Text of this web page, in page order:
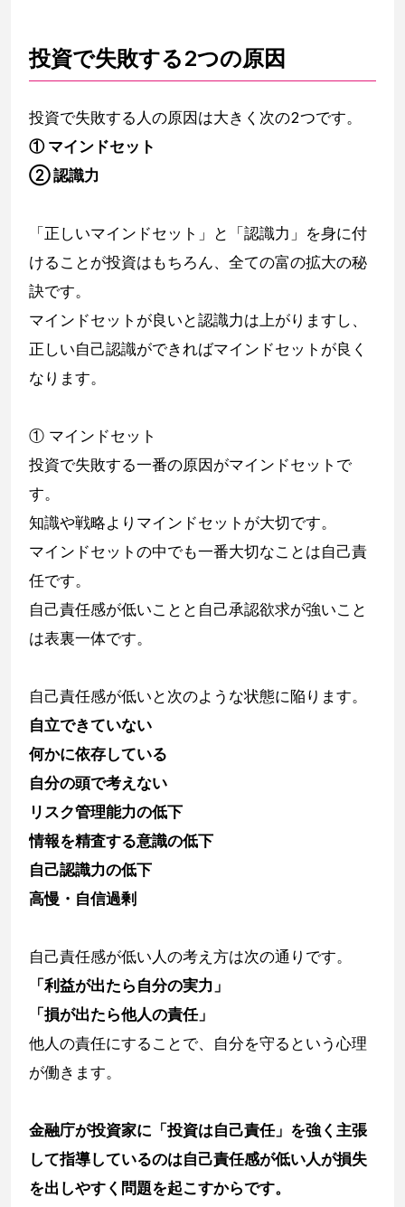
投資で失敗する2つの原因
投資で失敗する人の原因は大きく次の2つです。
① マインドセット
② 認識力
「正しいマインドセット」と「認識力」を身に付
けることが投資はもちろん、全ての富の拡大の秘
訣です。
マインドセットが良いと認識力は上がりますし、
正しい自己認識ができればマインドセットが良く
なります。
① マインドセット
投資で失敗する一番の原因がマインドセットで
す。
知識や戦略よりマインドセットが大切です。
マインドセットの中でも一番大切なことは自己責
任です。
自己責任感が低いことと自己承認欲求が強いこと
は表裏一体です。
自己責任感が低いと次のような状態に陥ります。
自立できていない
何かに依存している
自分の頭で考えない
リスク管理能力の低下
情報を精査する意識の低下
自己認識力の低下
高慢・自信過剰
自己責任感が低い人の考え方は次の通りです。
「利益が出たら自分の実力」
「損が出たら他人の責任」
他人の責任にすることで、自分を守るという心理
が働きます。
金融庁が投資家に「投資は自己責任」を強く主張
して指導しているのは自己責任感が低い人が損失
を出しやすく問題を起こすからです。